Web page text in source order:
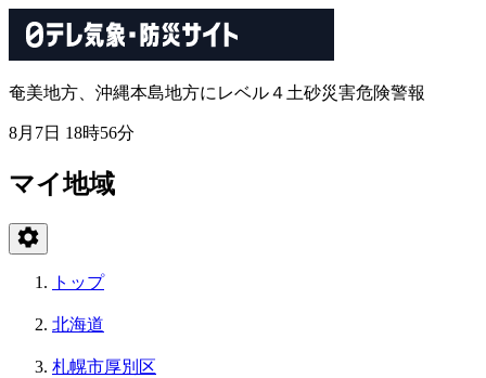
奄美地方、沖縄本島地方にレベル４土砂災害危険警報
8月7日 18時56分
マイ地域
トップ
北海道
札幌市厚別区